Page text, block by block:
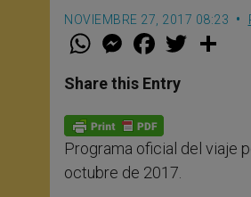
NOVIEMBRE 27, 2017 08:23
W
t
s
p
p
M
e
s
e
g
e
r
F
a
e
b
o
k
w
Share this Entry
Programa oficial del viaje
octubre de 2017.